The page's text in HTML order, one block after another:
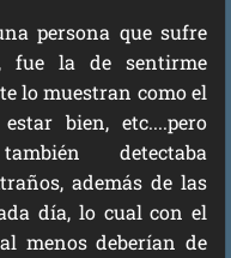
persona que sufre
fue la de sentirme
lo muestran como el
bien, etc....pero
detectaba
además de las
día, lo cual con el
menos deberían de